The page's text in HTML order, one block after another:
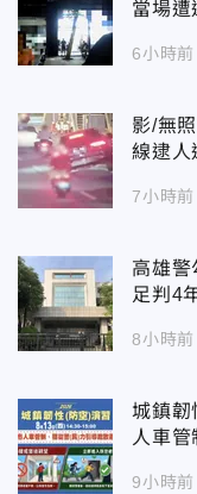
當場遭
6小時前
影/無
線逮人
7小時前
高雄
足判4
8小時前
城鎮
人車管
9小時前